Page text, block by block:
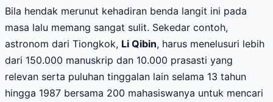
Bila hendak merunut kehadiran benda langit ini pada
masa lalu memang sangat sulit. Sekedar contoh,
astronom dari Tiongkok, Li Qibin, harus menelusuri lebih
dari 150.000 manuskrip dan 10.000 prasasti yang
relevan serta puluhan tinggalan lain selama 13 tahun
hingga 1987 bersama 200 mahasiswanya untuk mencari